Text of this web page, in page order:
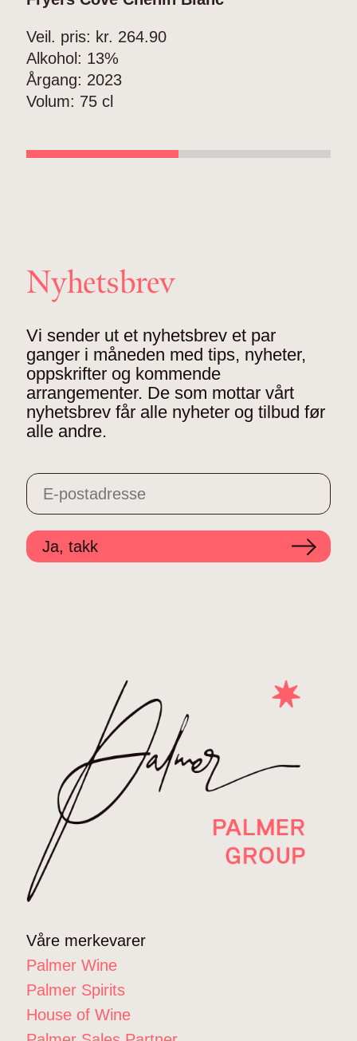
Veil. pris: kr. 264.90
Alkohol: 13%
Årgang: 2023
Volum: 75 cl
Nyhetsbrev
Vi sender ut et nyhetsbrev et par
ganger i måneden med tips, nyheter,
oppskrifter og kommende
arrangementer. De som mottar vårt
nyhetsbrev får alle nyheter og tilbud før
alle andre.
Ja, takk
Våre merkevarer
Palmer Wine
Palmer Spirits
House of Wine